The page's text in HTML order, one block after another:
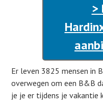
>
Er leven 3825 mensen in
overwegen om een B&B
je je er tijdens je vakantie